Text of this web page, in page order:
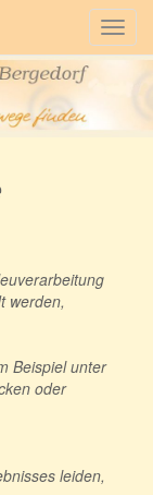
werden,
Beispiel unter
oder
leiden,